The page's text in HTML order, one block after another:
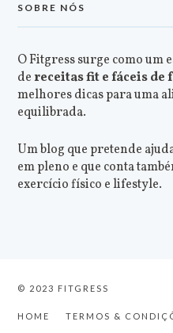
SOBRE NÓS
O Fitgress surge como um
dereceitas fit e fáceis de
melhores dicas para uma
equilibrada.
Um blog que pretende
em pleno e que conta
exercício físico e lifestyle.
© 2023 FITGRESS
HOME TERMOS &